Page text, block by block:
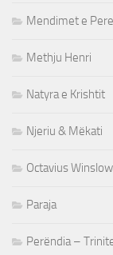
Mendimet e
Methju Henri
Natyra e Krishtit
Njeriu & Mëkati
Octavius Winslow
Paraja
Perëndia –